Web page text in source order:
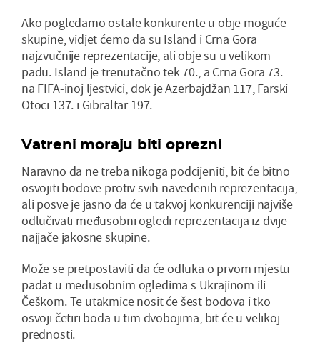
Ako pogledamo ostale konkurente u obje moguće
skupine, vidjet ćemo da su Island i Crna Gora
najzvučnije reprezentacije, ali obje su u velikom
padu. Island je trenutačno tek 70., a Crna Gora 73.
na FIFA-inoj ljestvici, dok je Azerbajdžan 117, Farski
Otoci 137. i Gibraltar 197.
Vatreni moraju biti oprezni
Naravno da ne treba nikoga podcijeniti, bit će bitno
osvojiti bodove protiv svih navedenih reprezentacija,
ali posve je jasno da će u takvoj konkurenciji najviše
odlučivati međusobni ogledi reprezentacija iz dvije
najjače jakosne skupine.
Može se pretpostaviti da će odluka o prvom mjestu
padat u međusobnim ogledima s Ukrajinom ili
Češkom. Te utakmice nosit će šest bodova i tko
osvoji četiri boda u tim dvobojima, bit će u velikoj
prednosti.